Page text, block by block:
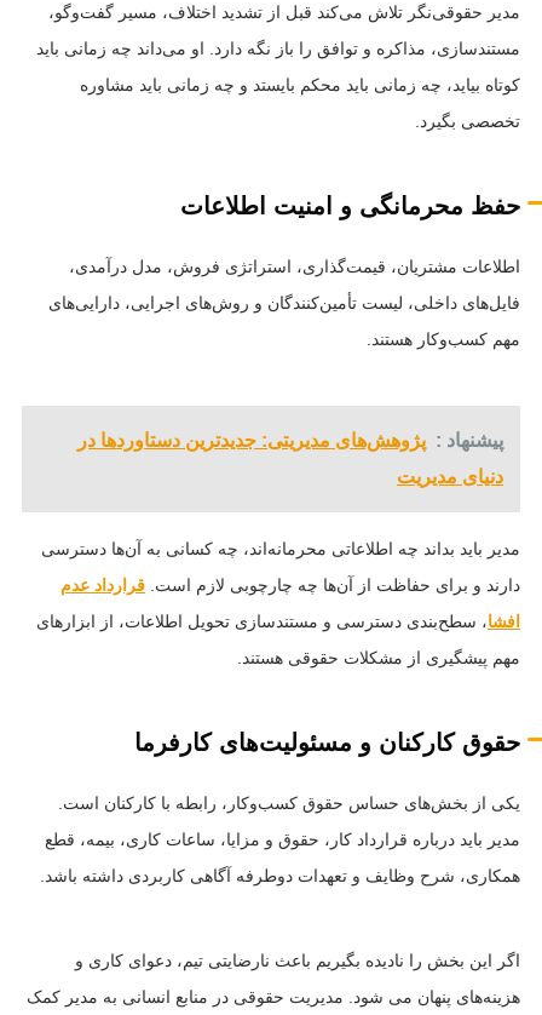
مدیر حقوقی‌نگر تلاش می‌کند قبل از تشدید اختلاف، مسیر گفت‌وگو،
مستندسازی، مذاکره و توافق را باز نگه دارد. او می‌داند چه زمانی باید
کوتاه بیاید، چه زمانی باید محکم بایستد و چه زمانی باید مشاوره
تخصصی بگیرد.
حفظ محرمانگی و امنیت اطلاعات
اطلاعات مشتریان، قیمت‌گذاری، استراتژی فروش، مدل درآمدی،
فایل‌های داخلی، لیست تأمین‌کنندگان و روش‌های اجرایی، دارایی‌های
مهم کسب‌وکار هستند.
پیشنهاد : پژوهش‌های مدیریتی: جدیدترین دستاوردها در
دنیای مدیریت
مدیر باید بداند چه اطلاعاتی محرمانه‌اند، چه کسانی به آن‌ها دسترسی
دارند و برای حفاظت از آن‌ها چه چارچوبی لازم است. قرارداد عدم
افشا، سطح‌بندی دسترسی و مستندسازی تحویل اطلاعات، از ابزارهای
مهم پیشگیری از مشکلات حقوقی هستند.
حقوق کارکنان و مسئولیت‌های کارفرما
یکی از بخش‌های حساس حقوق کسب‌وکار، رابطه با کارکنان است.
مدیر باید درباره قرارداد کار، حقوق و مزایا، ساعات کاری، بیمه، قطع
همکاری، شرح وظایف و تعهدات دوطرفه آگاهی کاربردی داشته باشد.
اگر این بخش را نادیده بگیریم باعث نارضایتی تیم، دعوای کاری و
هزینه‌های پنهان می شود. مدیریت حقوقی در منابع انسانی به مدیر کمک